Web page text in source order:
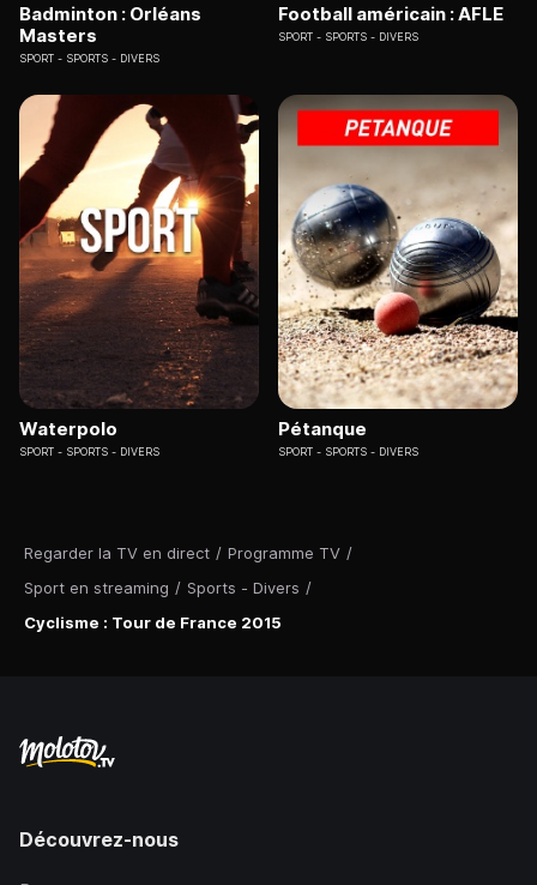
Regarder la TV en direct / Programme TV /
Sport en streaming / Sports - Divers /
Cyclisme : Tour de France 2015
Badminton : Orléans
Masters
SPORT SPORTS - DIVERS
Football américain : AFLE
SPORT SPORTS - DIVERS
Waterpolo
SPORT SPORTS - DIVERS
Pétanque
SPORT SPORTS - DIVERS
Découvrez-nous